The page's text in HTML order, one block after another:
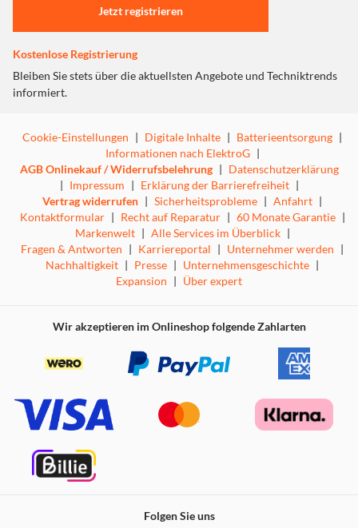
Jetzt registrieren
Kostenlose Registrierung
Bleiben Sie stets über die aktuellsten Angebote und Techniktrends
informiert.
Cookie-Einstellungen | Digitale Inhalte | Batterieentsorgung |
Informationen nach ElektroG |
AGB Onlinekauf / Widerrufsbelehrung | Datenschutzerklärung
| Impressum | Erklärung der Barrierefreiheit |
Vertrag widerrufen | Sicherheitsprobleme | Anfahrt |
Kontaktformular | Recht auf Reparatur | 60 Monate Garantie |
Markenwelt | Alle Services im Überblick |
Fragen & Antworten | Karriereportal | Unternehmer werden |
Nachhaltigkeit | Presse | Unternehmensgeschichte |
Expansion | Über expert
Wir akzeptieren im Onlineshop folgende Zahlarten
Folgen Sie uns